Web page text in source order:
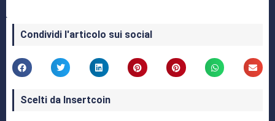
Condividi l'articolo sui social
Scelti da Insertcoin